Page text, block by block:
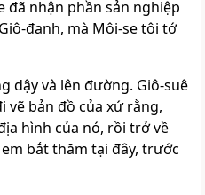
đã nhận phần sản nghiệp
đanh, mà Môi-se tôi tớ
dậy và lên đường. Giô-suê
bản đồ của xứ rằng,
hình của nó, rồi trở về
bắt thăm tại đây, trước